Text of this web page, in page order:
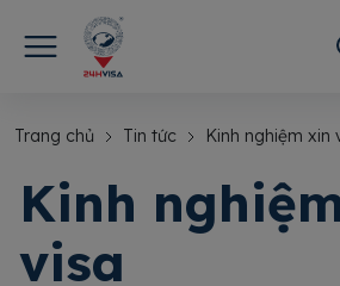
Trang chủ Tin tức Kinh nghiệm xin
Kinh
visa